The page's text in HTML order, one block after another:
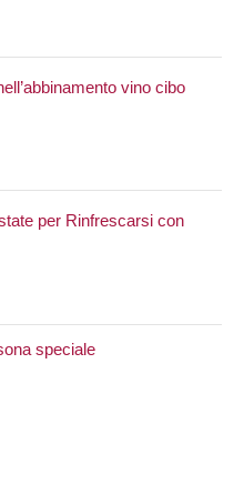
vino cibo
per Rinfrescarsi con
speciale